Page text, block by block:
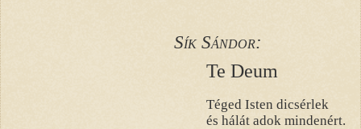
Sík Sándor:
Te Deum
Téged Isten dicsérlek
és hálát adok mindenért.